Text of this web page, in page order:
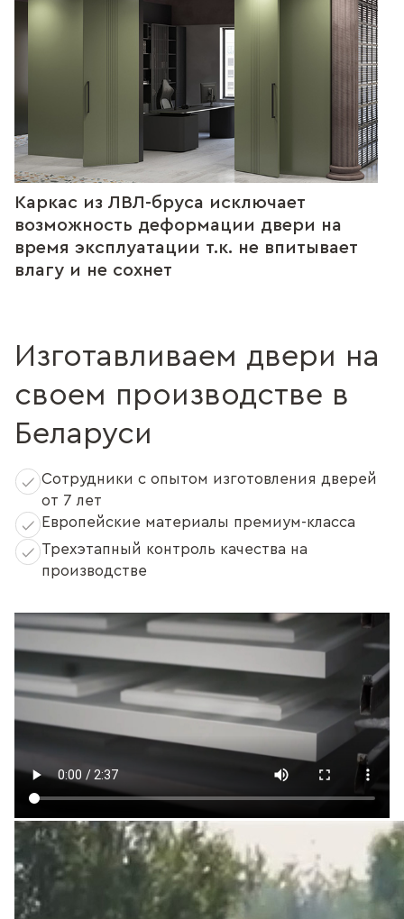
Каркас из ЛВЛ-бруса исключает
возможность деформации двери на
время эксплуатации т.к. не впитывает
влагу и не сохнет
Изготавливаем двери на
своем производстве в
Беларуси
Сотрудники с опытом изготовления дверей
от 7 лет
Европейские материалы премиум-класса
Трехэтапный контроль качества на
производстве